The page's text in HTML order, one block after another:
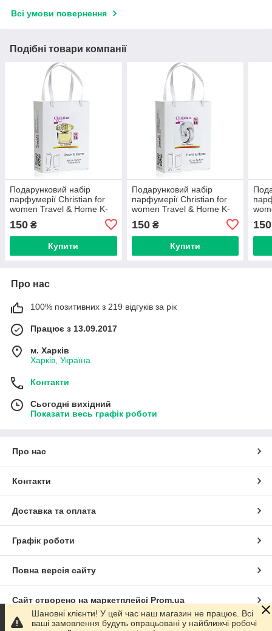
Всі умови повернення
Подібні товари компанії
Подарунковий набір
парфумерії Christian for
women Travel & Home K-
150 ₴
Купити
Подарунковий набір
парфумерії Christian for
women Travel & Home K-
150₴
Купити
150
Про нас
100% позитивних з 219 відгуків за рік
Працює з 13.09.2017
м. Харків
Харків, Україна
Контакти
Сьогодні вихідний
Показати весь графік роботи
Про нас
Контакти
Доставка та оплата
Графік роботи
Повна версія сайту
Сайт створено на маркетплейсі Prom.ua
Шановні клієнти! У цей час наш магазин не працює. Всі
ваші замовлення будуть опрацьовані у найближчі робочі